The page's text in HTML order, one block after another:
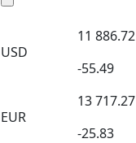
USD
11 886.72
-55.49
EUR
13 717.27
-25.83